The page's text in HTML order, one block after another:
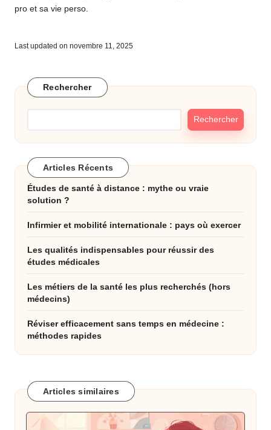
pro et sa vie perso.
Last updated on novembre 11, 2025
Rechercher
Rechercher
Articles Récents
Études de santé à distance : mythe ou vraie
solution ?
Infirmier et mobilité internationale : pays où exercer
Les qualités indispensables pour réussir des
études médicales
Les métiers de la santé les plus recherchés (hors
médecins)
Réviser efficacement sans temps en médecine :
méthodes rapides
Articles similaires